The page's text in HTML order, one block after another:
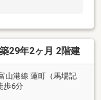
29年2ヶ月 2階建
山港線 蓮町（馬場記
歩6分